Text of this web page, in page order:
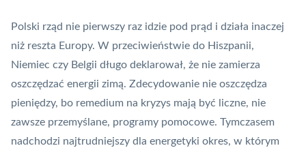
Polski rząd nie pierwszy raz idzie pod prąd i działa inaczej
niż reszta Europy. W przeciwieństwie do Hiszpanii,
Niemiec czy Belgii długo deklarował, że nie zamierza
oszczędzać energii zimą. Zdecydowanie nie oszczędza
pieniędzy, bo remedium na kryzys mają być liczne, nie
zawsze przemyślane, programy pomocowe. Tymczasem
nadchodzi najtrudniejszy dla energetyki okres, w którym